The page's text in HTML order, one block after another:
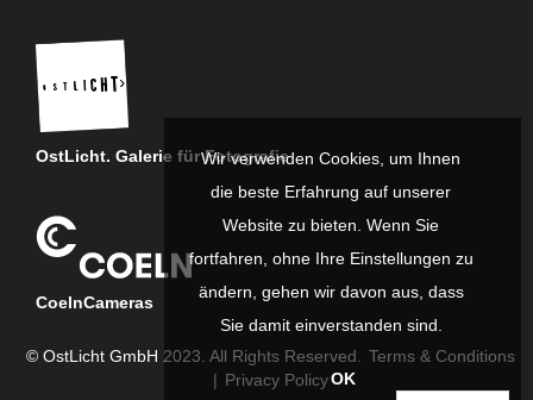
OstLicht. Galerie für Fotografie
CoelnCameras
© OstLicht GmbH 2023. All Rights Reserved.
Terms & Conditions
| Privacy Policy
Wir verwenden Cookies, um Ihnen
die beste Erfahrung auf unserer
Website zu bieten. Wenn Sie
fortfahren, ohne Ihre Einstellungen zu
ändern, gehen wir davon aus, dass
Sie damit einverstanden sind.
OK